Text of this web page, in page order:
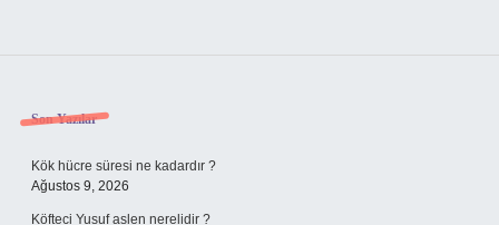
Sidebar
Son Yazılar
Kök hücre süresi ne kadardır ?
Ağustos 9, 2026
Köfteci Yusuf aslen nerelidir ?